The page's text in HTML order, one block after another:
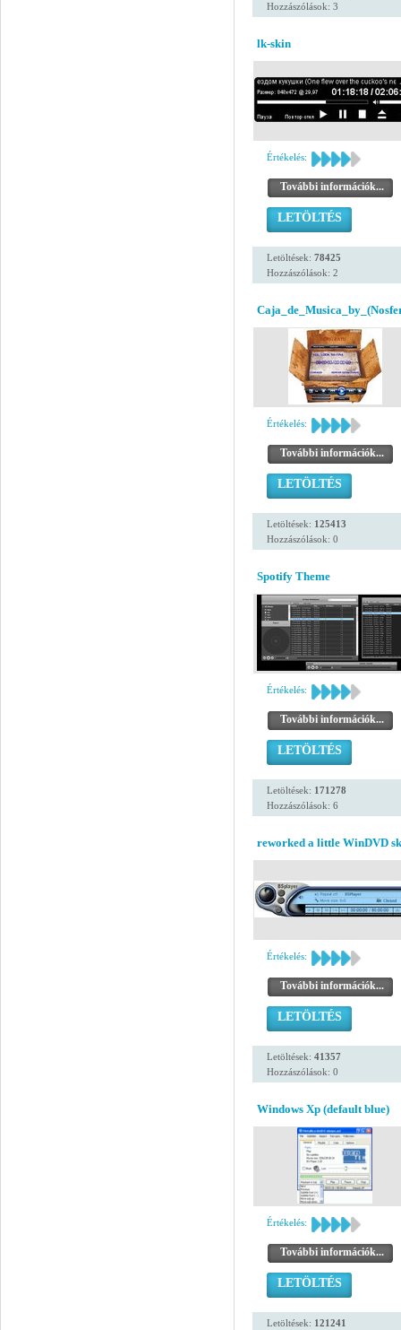
Hozzászólások: 3
lk-skin
Értékelés:
További információk...
LETÖLTÉS
Letöltések: 78425
Hozzászólások: 2
Értékelés:
További információk...
LETÖLTÉS
Letöltések: 125413
Hozzászólások: 0
Spotify Theme
Értékelés:
További információk...
LETÖLTÉS
Letöltések: 171278
Hozzászólások: 6
reworked a little WinDVD
Értékelés:
További információk...
LETÖLTÉS
Letöltések: 41357
Hozzászólások: 0
Windows Xp (default blue)
Értékelés:
További információk...
LETÖLTÉS
Letöltések: 121241